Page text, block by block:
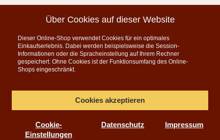
Instagram
KONTAKT
info@teeauslese.de
Über Cookies auf dieser Website
Dieser Online-Shop verwendet Cookies für ein optimales
Einkaufserlebnis. Dabei werden beispielsweise die Session-
Informationen oder die Spracheinstellung auf Ihrem Rechner
gespeichert. Ohne Cookies ist der Funktionsumfang des Online-
Shops eingeschränkt.
Cookies akzeptieren
Cookie-
Einstellungen
Datenschutz Impressum